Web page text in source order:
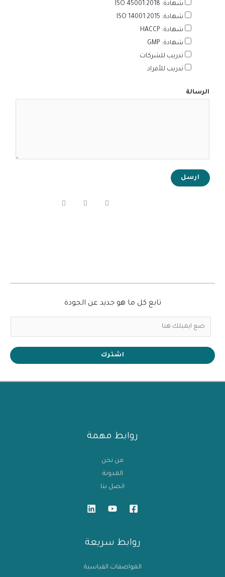
شهادة: ISO 45001:2018
شهادة: ISO 14001:2015
شهادة: HACCP
شهادة: GMP
تدريب للشركات
تدريب للأفراد
الرسالة
ارسل
تابع كل ما هو جديد عن الجودة
اشترك
روابط مهمة
من نحن
المدونة
اتصل بنا
روابط سريعة
المواصفات القياسية